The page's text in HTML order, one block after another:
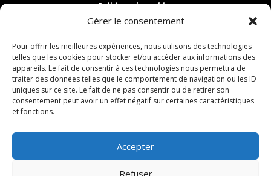
Gérer le consentement
Pour offrir les meilleures expériences, nous utilisons des technologies
telles que les cookies pour stocker et/ou accéder aux informations des
appareils. Le fait de consentir à ces technologies nous permettra de
traiter des données telles que le comportement de navigation ou les ID
uniques sur ce site. Le fait de ne pas consentir ou de retirer son
consentement peut avoir un effet négatif sur certaines caractéristiques
et fonctions.
Accepter
Refuser
Politique de cookies